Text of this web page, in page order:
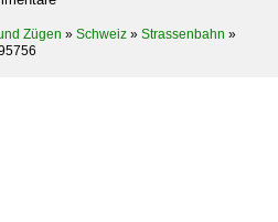
Zügen » Schweiz » Strassenbahn »